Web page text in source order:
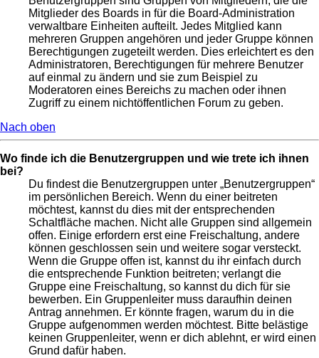
Mitglieder des Boards in für die Board-Administration
verwaltbare Einheiten aufteilt. Jedes Mitglied kann
mehreren Gruppen angehören und jeder Gruppe können
Berechtigungen zugeteilt werden. Dies erleichtert es den
Administratoren, Berechtigungen für mehrere Benutzer
auf einmal zu ändern und sie zum Beispiel zu
Moderatoren eines Bereichs zu machen oder ihnen
Zugriff zu einem nichtöffentlichen Forum zu geben.
Nach oben
Wo finde ich die Benutzergruppen und wie trete ich ihnen
bei?
Du findest die Benutzergruppen unter „Benutzergruppen“
im persönlichen Bereich. Wenn du einer beitreten
möchtest, kannst du dies mit der entsprechenden
Schaltfläche machen. Nicht alle Gruppen sind allgemein
offen. Einige erfordern erst eine Freischaltung, andere
können geschlossen sein und weitere sogar versteckt.
Wenn die Gruppe offen ist, kannst du ihr einfach durch
die entsprechende Funktion beitreten; verlangt die
Gruppe eine Freischaltung, so kannst du dich für sie
bewerben. Ein Gruppenleiter muss daraufhin deinen
Antrag annehmen. Er könnte fragen, warum du in die
Gruppe aufgenommen werden möchtest. Bitte belästige
keinen Gruppenleiter, wenn er dich ablehnt, er wird einen
Grund dafür haben.